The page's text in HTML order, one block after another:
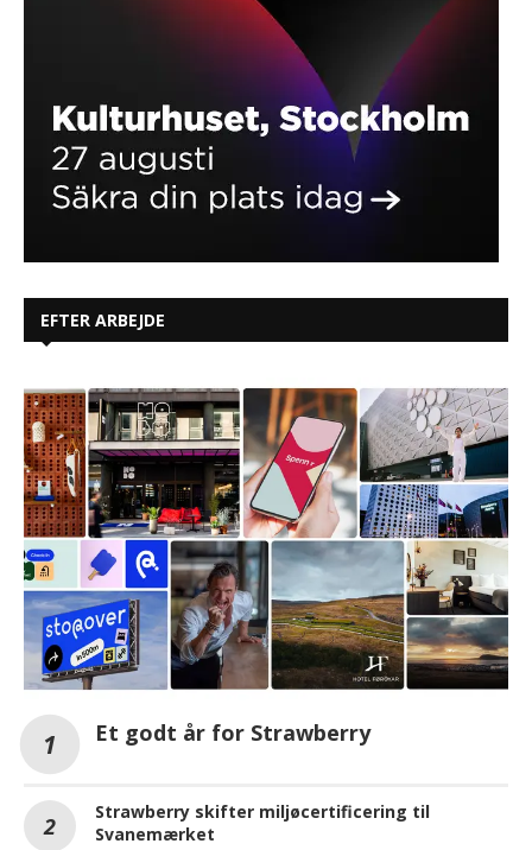
EFTER ARBEJDE
Et godt år for Strawberry
Strawberry skifter miljøcertificering til
Svanemærket